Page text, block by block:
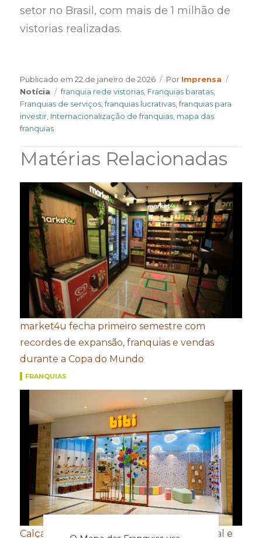
setor no Brasil, com mais de 1 milhão de
vistorias realizadas.
Publicado em22 de janeiro de 2026 Por Author
Imprensa
Notícia
Tags
franquia rede vistorias Franquias baratas
Franquias de serviços ,franquias lucrativas ,franquias para
investir Internacionalização de franquias mapa das
franquias
Matérias Relacionadas
market4u fecha primeiro semestre com
recordes de expansão, franquias e vendas
durante a Copa do Mundo
FRANQUIAS
Calçados Bibi amplia presença internacional e